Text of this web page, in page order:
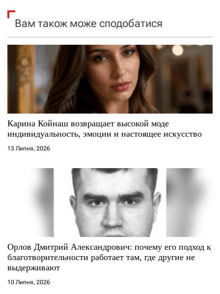
а
п
с
і
в
Вам також може сподобатися
Карина Койнаш возвращает высокой моде
индивидуальность, эмоции и настоящее искусство
13 Липня, 2026
Орлов Дмитрий Александрович: почему его подход к
благотворительности работает там, где другие не
выдерживают
10 Липня, 2026